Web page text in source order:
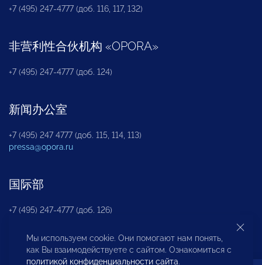
+7 (495) 247-4777 (доб. 116, 117, 132)
非营利性合伙机构 «OPORA»
+7 (495) 247-4777 (доб. 124)
新闻办公室
+7 (495) 247 4777 (доб. 115, 114, 113)
pressa@opora.ru
国际部
+7 (495) 247-4777 (доб. 126)
商投权益保护部
Мы используем cookie. Они помогают нам понять,
как Вы взаимодействуете с сайтом. Ознакомиться с
политикой конфиденциальности сайта.